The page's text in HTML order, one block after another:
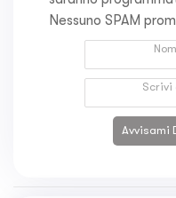
Nessuno SPAM
Avvisami